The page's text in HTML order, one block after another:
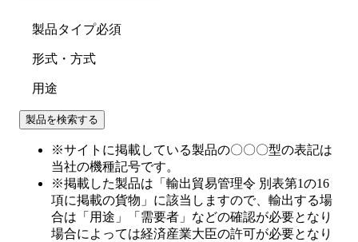
製品タイプ必須
形式・方式
用途
製品を検索する
※サイトに掲載している製品の〇〇〇型の表記は
当社の機種記号です。
※掲載した製品は「輸出貿易管理令 別表第1の16
項に掲載の貨物」に該当しますので、輸出する場
合は「用途」「需要者」などの確認が必要となり
場合によっては経済産業大臣の許可が必要となり